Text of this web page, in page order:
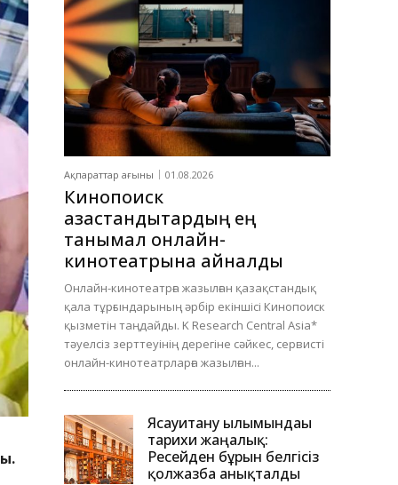
Ақпараттар ағыны 01.08.2026
Кинопоиск
қазақстандықтардың ең
танымал онлайн-
кинотеатрына айналды
Онлайн-кинотеатрға жазылған қазақстандық
қала тұрғындарының әрбір екіншісі Кинопоиск
қызметін таңдайды. K Research Central Asia*
тәуелсіз зерттеуінің дерегіне сәйкес, сервисті
онлайн-кинотеатрларға жазылған...
Ясауитану ғылымындағы
тарихи жаңалық:
Ресейден бұрын белгісіз
қолжазба анықталды